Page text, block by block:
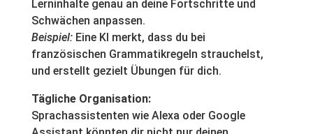
Lerninhalte genau an deine Fortschritte und
Schwächen anpassen.
Beispiel:Eine KI merkt, dass du bei
französischen Grammatikregeln strauchelst,
und erstellt gezielt Übungen für dich.
Tägliche Organisation:
Sprachassistenten wie Alexa oder Google